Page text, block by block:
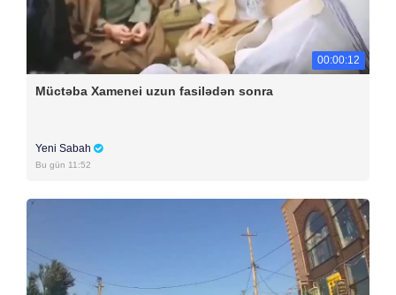
00:00:12
Müctəba Xamenei uzun fasilədən sonra
Yeni Sabah
Bu gün 11:52